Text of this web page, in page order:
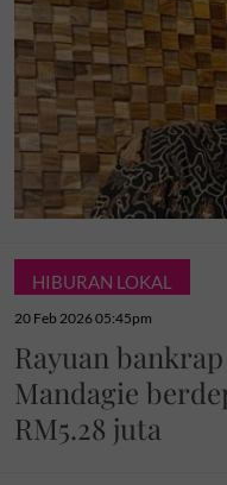
HIBURAN LOKAL
20 Feb 2026 05:45pm
Rayuan
Mandagie
RM5.28 juta